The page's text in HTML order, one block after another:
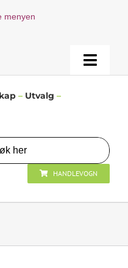
menyen
Toggle
– Utvalg –
HANDLEVOGN